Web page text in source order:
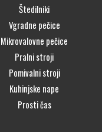
Štedilniki
Vgradne pečice
Mikrovalovne pečice
Pralni stroji
Pomivalni stroji
Kuhinjske nape
Prosti čas